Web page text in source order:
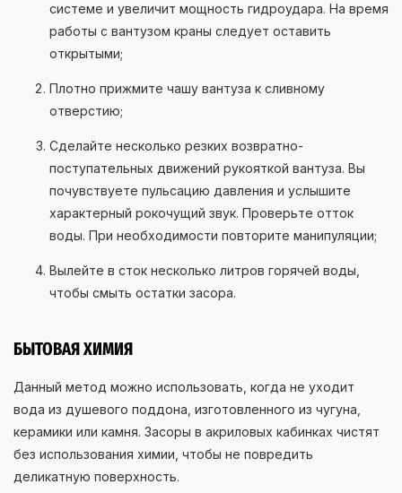
системе и увеличит мощность гидроудара. На время
работы с вантузом краны следует оставить
открытыми;
Плотно прижмите чашу вантуза к сливному
отверстию;
Сделайте несколько резких возвратно-
поступательных движений рукояткой вантуза. Вы
почувствуете пульсацию давления и услышите
характерный рокочущий звук. Проверьте отток
воды. При необходимости повторите манипуляции;
Вылейте в сток несколько литров горячей воды,
чтобы смыть остатки засора.
БЫТОВАЯ ХИМИЯ
Данный метод можно использовать, когда не уходит
вода из душевого поддона, изготовленного из чугуна,
керамики или камня. Засоры в акриловых кабинках чистят
без использования химии, чтобы не повредить
деликатную поверхность.